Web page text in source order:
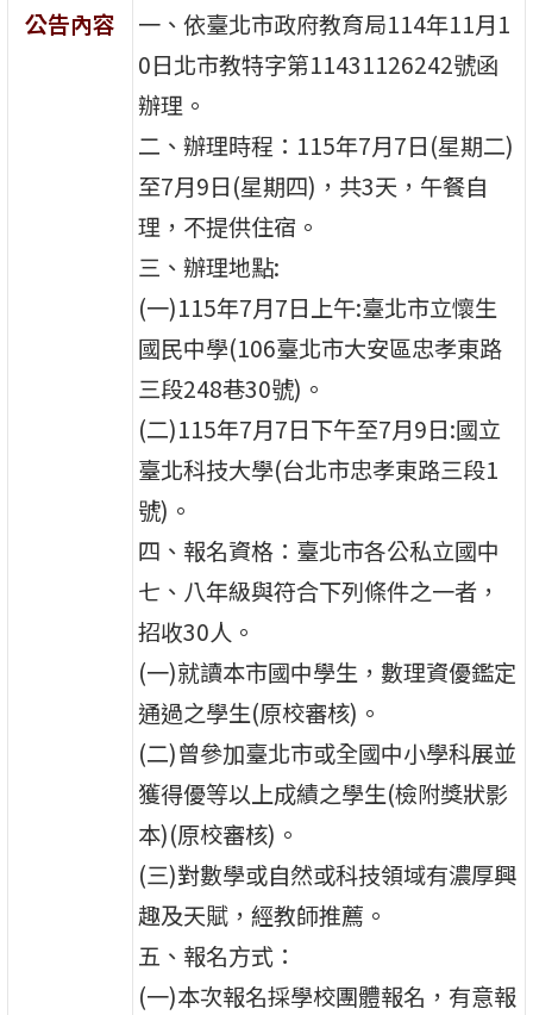
公告內容
一、依臺北市政府教育局114年11月1
0日北市教特字第11431126242號函
辦理。
二、辦理時程：115年7月7日(星期二)
至7月9日(星期四)，共3天，午餐自
理，不提供住宿。
三、辦理地點:
(一)115年7月7日上午:臺北市立懷生
國民中學(106臺北市大安區忠孝東路
三段248巷30號)。
(二)115年7月7日下午至7月9日:國立
臺北科技大學(台北市忠孝東路三段1
號)。
四、報名資格：臺北市各公私立國中
七、八年級與符合下列條件之一者，
招收30人。
(一)就讀本市國中學生，數理資優鑑定
通過之學生(原校審核)。
(二)曾參加臺北市或全國中小學科展並
獲得優等以上成績之學生(檢附獎狀影
本)(原校審核)。
(三)對數學或自然或科技領域有濃厚興
趣及天賦，經教師推薦。
五、報名方式：
(一)本次報名採學校團體報名，有意報